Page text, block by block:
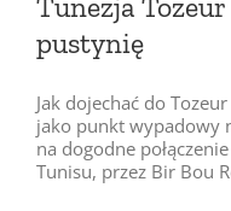
Tunezja
pustynię
Jak dojechać do
jako punkt wypadowy
na dogodne
Tunisu, przez Bir Bou